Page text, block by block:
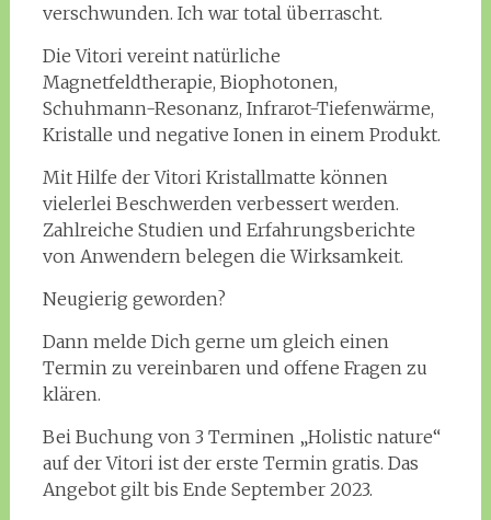
verschwunden. Ich war total überrascht.
Die Vitori vereint natürliche
Magnetfeldtherapie, Biophotonen,
Schuhmann-Resonanz, Infrarot-Tiefenwärme,
Kristalle und negative Ionen in einem Produkt.
Mit Hilfe der Vitori Kristallmatte können
vielerlei Beschwerden verbessert werden.
Zahlreiche Studien und Erfahrungsberichte
von Anwendern belegen die Wirksamkeit.
Neugierig geworden?
Dann melde Dich gerne um gleich einen
Termin zu vereinbaren und offene Fragen zu
klären.
Bei Buchung von 3 Terminen „Holistic nature“
auf der Vitori ist der erste Termin gratis. Das
Angebot gilt bis Ende September 2023.